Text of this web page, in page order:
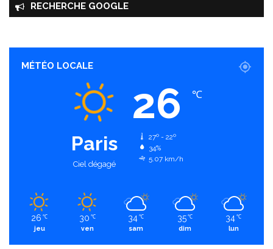
RECHERCHE GOOGLE
MÉTÉO LOCALE
Paris
Ciel dégagé
26 ℃
27º - 22º
34%
5.07 km/h
26 ℃
jeu
30 ℃
ven
34 ℃
sam
35 ℃
dim
34 ℃
lun